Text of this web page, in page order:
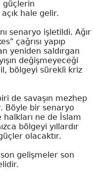
güçlerin
hale gelir.
senaryo işletildi. Ağır
çağrısı yapıp
yeniden saldırgan
değişmeyeceği
bölgeyi sürekli kriz
de savaşın mezhep
Böyle bir senaryo
ne de İslam
bölgeyi yıllardır
olacaktır.
gelişmeler son